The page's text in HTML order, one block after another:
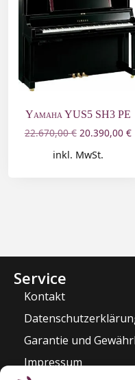
Yamaha YUS5 SH3 PE
22.670,00€ 20.390,00 €
inkl. MwSt.
Service
Kontakt
Garantie und
Impressum